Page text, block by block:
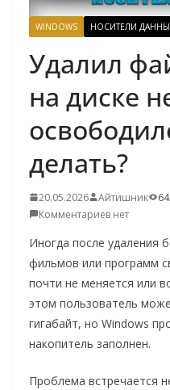
WINDOWS НОСИТЕЛИ
Удалил
на диске
делать?
20.05.2026 Айтишник
Комментариев нет
Иногда после удаления
фильмов или программ
почти не меняется или
этом пользователь
гигабайт, но Windows
накопитель заполнен.
Проблема встречается